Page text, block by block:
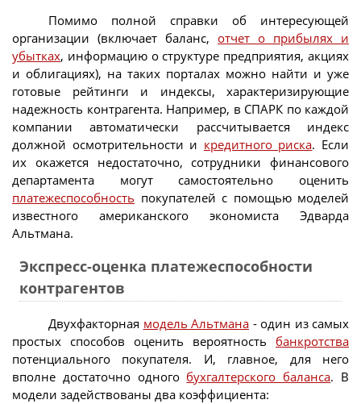
Помимо полной справки об интересующей
организации (включает баланс, отчет о прибылях и
убытках, информацию о структуре предприятия, акциях
и облигациях), на таких порталах можно найти и уже
готовые рейтинги и индексы, характеризирующие
надежность контрагента. Например, в СПАРК по каждой
компании автоматически рассчитывается индекс
должной осмотрительности и кредитного риска. Если
их окажется недостаточно, сотрудники финансового
департамента могут самостоятельно оценить
платежеспособность покупателей с помощью моделей
известного американского экономиста Эдварда
Альтмана.
Экспресс-оценка платежеспособности
контрагентов
Двухфакторная модель Альтмана - один из самых
простых способов оценить вероятность банкротства
потенциального покупателя. И, главное, для него
вполне достаточно одногобухгалтерского баланса. В
модели задействованы два коэффициента: